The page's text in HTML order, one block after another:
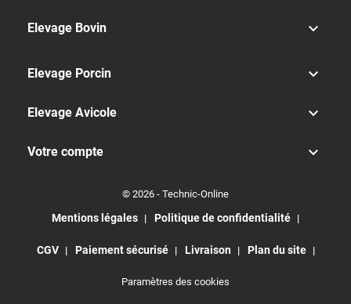
Elevage Bovin 
Elevage Porcin 
Elevage Avicole 
Votre compte 
© 2026 - Technic-Online
Mentions légales Politique de confidentialité
CGV Paiement sécurisé Livraison Plan du site
Paramètres des cookies